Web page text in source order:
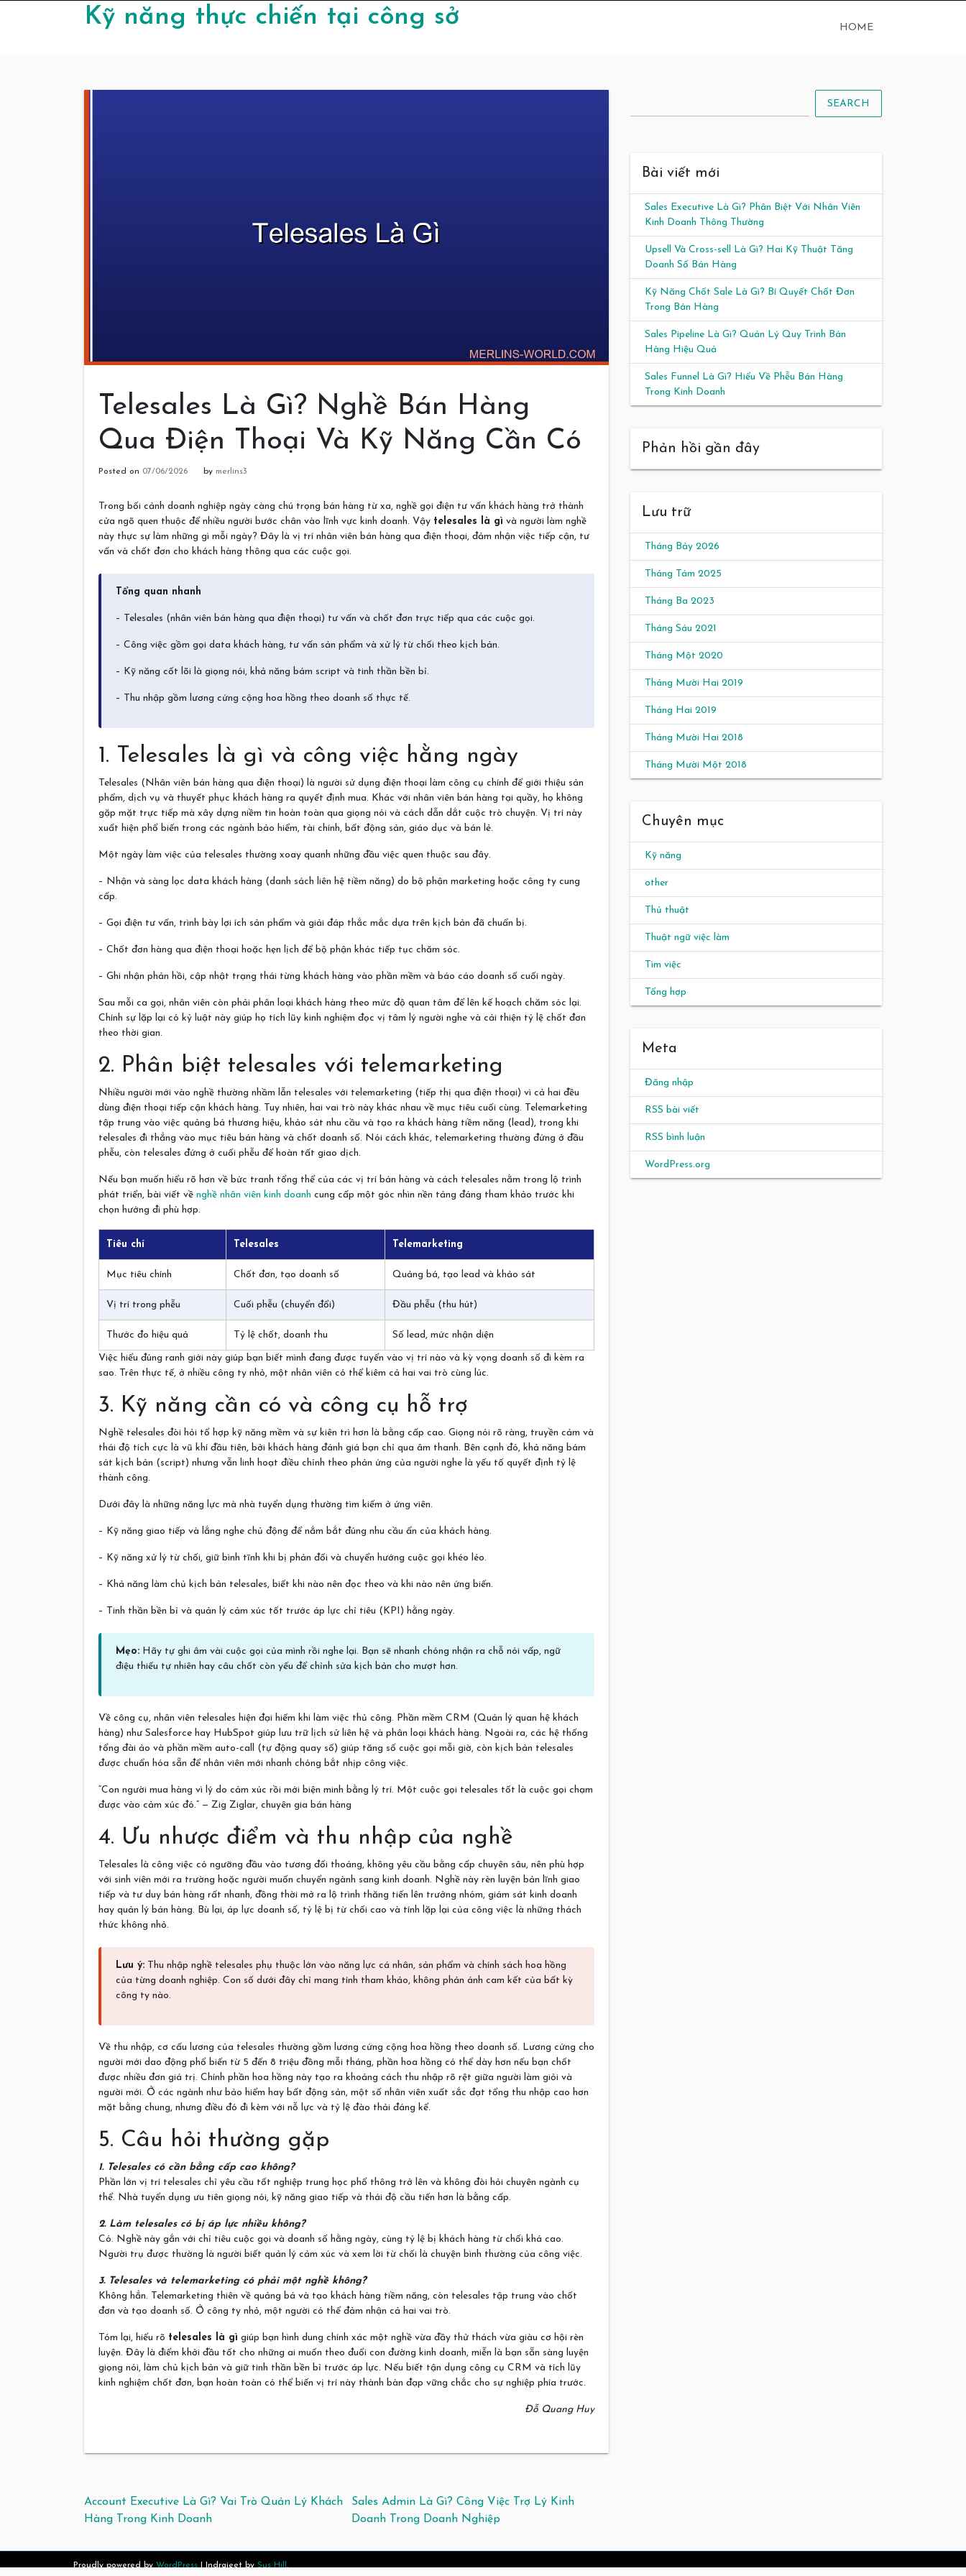
Kỹ năng thực chiến tại công sở HOME
Telesales Là Gì? Nghề Bán Hàng
Qua Điện Thoại Và Kỹ Năng Cần Có
Posted on 07/06/2026 by merlins3
Trong bối cảnh doanh nghiệp ngày càng chú trọng bán hàng từ xa, nghề gọi điện tư vấn khách hàng trở thành
cửa ngõ quen thuộc để nhiều người bước chân vào lĩnh vực kinh doanh. Vậy telesales là gì và người làm nghề
này thực sự làm những gì mỗi ngày? Đây là vị trí nhân viên bán hàng qua điện thoại, đảm nhận việc tiếp cận, tư
vấn và chốt đơn cho khách hàng thông qua các cuộc gọi.
Tổng quan nhanh
– Telesales (nhân viên bán hàng qua điện thoại) tư vấn và chốt đơn trực tiếp qua các cuộc gọi.
– Công việc gồm gọi data khách hàng, tư vấn sản phẩm và xử lý từ chối theo kịch bản.
– Kỹ năng cốt lõi là giọng nói, khả năng bám script và tinh thần bền bỉ.
– Thu nhập gồm lương cứng cộng hoa hồng theo doanh số thực tế.
1. Telesales là gì và công việc hằng ngày
Telesales (Nhân viên bán hàng qua điện thoại) là người sử dụng điện thoại làm công cụ chính để giới thiệu sản
phẩm, dịch vụ và thuyết phục khách hàng ra quyết định mua. Khác với nhân viên bán hàng tại quầy, họ không
gặp mặt trực tiếp mà xây dựng niềm tin hoàn toàn qua giọng nói và cách dẫn dắt cuộc trò chuyện. Vị trí này
xuất hiện phổ biến trong các ngành bảo hiểm, tài chính, bất động sản, giáo dục và bán lẻ.
Một ngày làm việc của telesales thường xoay quanh những đầu việc quen thuộc sau đây.
– Nhận và sàng lọc data khách hàng (danh sách liên hệ tiềm năng) do bộ phận marketing hoặc công ty cung
cấp.
– Gọi điện tư vấn, trình bày lợi ích sản phẩm và giải đáp thắc mắc dựa trên kịch bản đã chuẩn bị.
– Chốt đơn hàng qua điện thoại hoặc hẹn lịch để bộ phận khác tiếp tục chăm sóc.
– Ghi nhận phản hồi, cập nhật trạng thái từng khách hàng vào phần mềm và báo cáo doanh số cuối ngày.
Sau mỗi ca gọi, nhân viên còn phải phân loại khách hàng theo mức độ quan tâm để lên kế hoạch chăm sóc lại.
Chính sự lặp lại có kỷ luật này giúp họ tích lũy kinh nghiệm đọc vị tâm lý người nghe và cải thiện tỷ lệ chốt đơn
theo thời gian.
2. Phân biệt telesales với telemarketing
Nhiều người mới vào nghề thường nhầm lẫn telesales với telemarketing (tiếp thị qua điện thoại) vì cả hai đều
dùng điện thoại tiếp cận khách hàng. Tuy nhiên, hai vai trò này khác nhau về mục tiêu cuối cùng. Telemarketing
tập trung vào việc quảng bá thương hiệu, khảo sát nhu cầu và tạo ra khách hàng tiềm năng (lead), trong khi
telesales đi thẳng vào mục tiêu bán hàng và chốt doanh số. Nói cách khác, telemarketing thường đứng ở đầu
phễu, còn telesales đứng ở cuối phễu để hoàn tất giao dịch.
Nếu bạn muốn hiểu rõ hơn về bức tranh tổng thể của các vị trí bán hàng và cách telesales nằm trong lộ trình
phát triển, bài viết về nghề nhân viên kinh doanh cung cấp một góc nhìn nền tảng đáng tham khảo trước khi
chọn hướng đi phù hợp.
Tiêu chí Telesales Telemarketing
Mục tiêu chính Chốt đơn, tạo doanh số Quảng bá, tạo lead và khảo sát
Vị trí trong phễu Cuối phễu (chuyển đổi) Đầu phễu (thu hút)
Thước đo hiệu quả Tỷ lệ chốt, doanh thu Số lead, mức nhận diện
Việc hiểu đúng ranh giới này giúp bạn biết mình đang được tuyển vào vị trí nào và kỳ vọng doanh số đi kèm ra
sao. Trên thực tế, ở nhiều công ty nhỏ, một nhân viên có thể kiêm cả hai vai trò cùng lúc.
3. Kỹ năng cần có và công cụ hỗ trợ
Nghề telesales đòi hỏi tổ hợp kỹ năng mềm và sự kiên trì hơn là bằng cấp cao. Giọng nói rõ ràng, truyền cảm và
thái độ tích cực là vũ khí đầu tiên, bởi khách hàng đánh giá bạn chỉ qua âm thanh. Bên cạnh đó, khả năng bám
sát kịch bản (script) nhưng vẫn linh hoạt điều chỉnh theo phản ứng của người nghe là yếu tố quyết định tỷ lệ
thành công.
Dưới đây là những năng lực mà nhà tuyển dụng thường tìm kiếm ở ứng viên.
– Kỹ năng giao tiếp và lắng nghe chủ động để nắm bắt đúng nhu cầu ẩn của khách hàng.
– Kỹ năng xử lý từ chối, giữ bình tĩnh khi bị phản đối và chuyển hướng cuộc gọi khéo léo.
– Khả năng làm chủ kịch bản telesales, biết khi nào nên đọc theo và khi nào nên ứng biến.
– Tinh thần bền bỉ và quản lý cảm xúc tốt trước áp lực chỉ tiêu (KPI) hằng ngày.
Mẹo: Hãy tự ghi âm vài cuộc gọi của mình rồi nghe lại. Bạn sẽ nhanh chóng nhận ra chỗ nói vấp, ngữ
điệu thiếu tự nhiên hay câu chốt còn yếu để chỉnh sửa kịch bản cho mượt hơn.
Về công cụ, nhân viên telesales hiện đại hiếm khi làm việc thủ công. Phần mềm CRM (Quản lý quan hệ khách
hàng) như Salesforce hay HubSpot giúp lưu trữ lịch sử liên hệ và phân loại khách hàng. Ngoài ra, các hệ thống
tổng đài ảo và phần mềm auto-call (tự động quay số) giúp tăng số cuộc gọi mỗi giờ, còn kịch bản telesales
được chuẩn hóa sẵn để nhân viên mới nhanh chóng bắt nhịp công việc.
“Con người mua hàng vì lý do cảm xúc rồi mới biện minh bằng lý trí. Một cuộc gọi telesales tốt là cuộc gọi chạm
được vào cảm xúc đó.” — Zig Ziglar, chuyên gia bán hàng
4. Ưu nhược điểm và thu nhập của nghề
Telesales là công việc có ngưỡng đầu vào tương đối thoáng, không yêu cầu bằng cấp chuyên sâu, nên phù hợp
với sinh viên mới ra trường hoặc người muốn chuyển ngành sang kinh doanh. Nghề này rèn luyện bản lĩnh giao
tiếp và tư duy bán hàng rất nhanh, đồng thời mở ra lộ trình thăng tiến lên trưởng nhóm, giám sát kinh doanh
hay quản lý bán hàng. Bù lại, áp lực doanh số, tỷ lệ bị từ chối cao và tính lặp lại của công việc là những thách
thức không nhỏ.
Lưu ý: Thu nhập nghề telesales phụ thuộc lớn vào năng lực cá nhân, sản phẩm và chính sách hoa hồng
của từng doanh nghiệp. Con số dưới đây chỉ mang tính tham khảo, không phản ánh cam kết của bất kỳ
công ty nào.
Về thu nhập, cơ cấu lương của telesales thường gồm lương cứng cộng hoa hồng theo doanh số. Lương cứng cho
người mới dao động phổ biến từ 5 đến 8 triệu đồng mỗi tháng, phần hoa hồng có thể dày hơn nếu bạn chốt
được nhiều đơn giá trị. Chính phần hoa hồng này tạo ra khoảng cách thu nhập rõ rệt giữa người làm giỏi và
người mới. Ở các ngành như bảo hiểm hay bất động sản, một số nhân viên xuất sắc đạt tổng thu nhập cao hơn
mặt bằng chung, nhưng điều đó đi kèm với nỗ lực và tỷ lệ đào thải đáng kể.
5. Câu hỏi thường gặp
1. Telesales có cần bằng cấp cao không?
Phần lớn vị trí telesales chỉ yêu cầu tốt nghiệp trung học phổ thông trở lên và không đòi hỏi chuyên ngành cụ
thể. Nhà tuyển dụng ưu tiên giọng nói, kỹ năng giao tiếp và thái độ cầu tiến hơn là bằng cấp.
2. Làm telesales có bị áp lực nhiều không?
Có. Nghề này gắn với chỉ tiêu cuộc gọi và doanh số hằng ngày, cùng tỷ lệ bị khách hàng từ chối khá cao.
Người trụ được thường là người biết quản lý cảm xúc và xem lời từ chối là chuyện bình thường của công việc.
3. Telesales và telemarketing có phải một nghề không?
Không hẳn. Telemarketing thiên về quảng bá và tạo khách hàng tiềm năng, còn telesales tập trung vào chốt
đơn và tạo doanh số. Ở công ty nhỏ, một người có thể đảm nhận cả hai vai trò.
Tóm lại, hiểu rõ telesales là gì giúp bạn hình dung chính xác một nghề vừa đầy thử thách vừa giàu cơ hội rèn
luyện. Đây là điểm khởi đầu tốt cho những ai muốn theo đuổi con đường kinh doanh, miễn là bạn sẵn sàng luyện
giọng nói, làm chủ kịch bản và giữ tinh thần bền bỉ trước áp lực. Nếu biết tận dụng công cụ CRM và tích lũy
kinh nghiệm chốt đơn, bạn hoàn toàn có thể biến vị trí này thành bàn đạp vững chắc cho sự nghiệp phía trước.
Đỗ Quang Huy
Điều hướng bài viết
Account Executive Là Gì? Vai Trò Quản Lý Khách
Hàng Trong Kinh Doanh
Sales Admin Là Gì? Công Việc Trợ Lý Kinh
Doanh Trong Doanh Nghiệp
SEARCH
Bài viết mới
Sales Executive Là Gì? Phân Biệt Với Nhân Viên
Kinh Doanh Thông Thường
Upsell Và Cross-sell Là Gì? Hai Kỹ Thuật Tăng
Doanh Số Bán Hàng
Kỹ Năng Chốt Sale Là Gì? Bí Quyết Chốt Đơn
Trong Bán Hàng
Sales Pipeline Là Gì? Quản Lý Quy Trình Bán
Hàng Hiệu Quả
Sales Funnel Là Gì? Hiểu Về Phễu Bán Hàng
Trong Kinh Doanh
Phản hồi gần đây
Lưu trữ
Tháng Bảy 2026
Tháng Tám 2025
Tháng Ba 2023
Tháng Sáu 2021
Tháng Một 2020
Tháng Mười Hai 2019
Tháng Hai 2019
Tháng Mười Hai 2018
Tháng Mười Một 2018
Chuyên mục
Kỹ năng
other
Thủ thuật
Thuật ngữ việc làm
Tìm việc
Tổng hợp
Meta
Đăng nhập
RSS bài viết
RSS bình luận
WordPress.org
Proudly powered by WordPress Indrajeet by Sus Hill .